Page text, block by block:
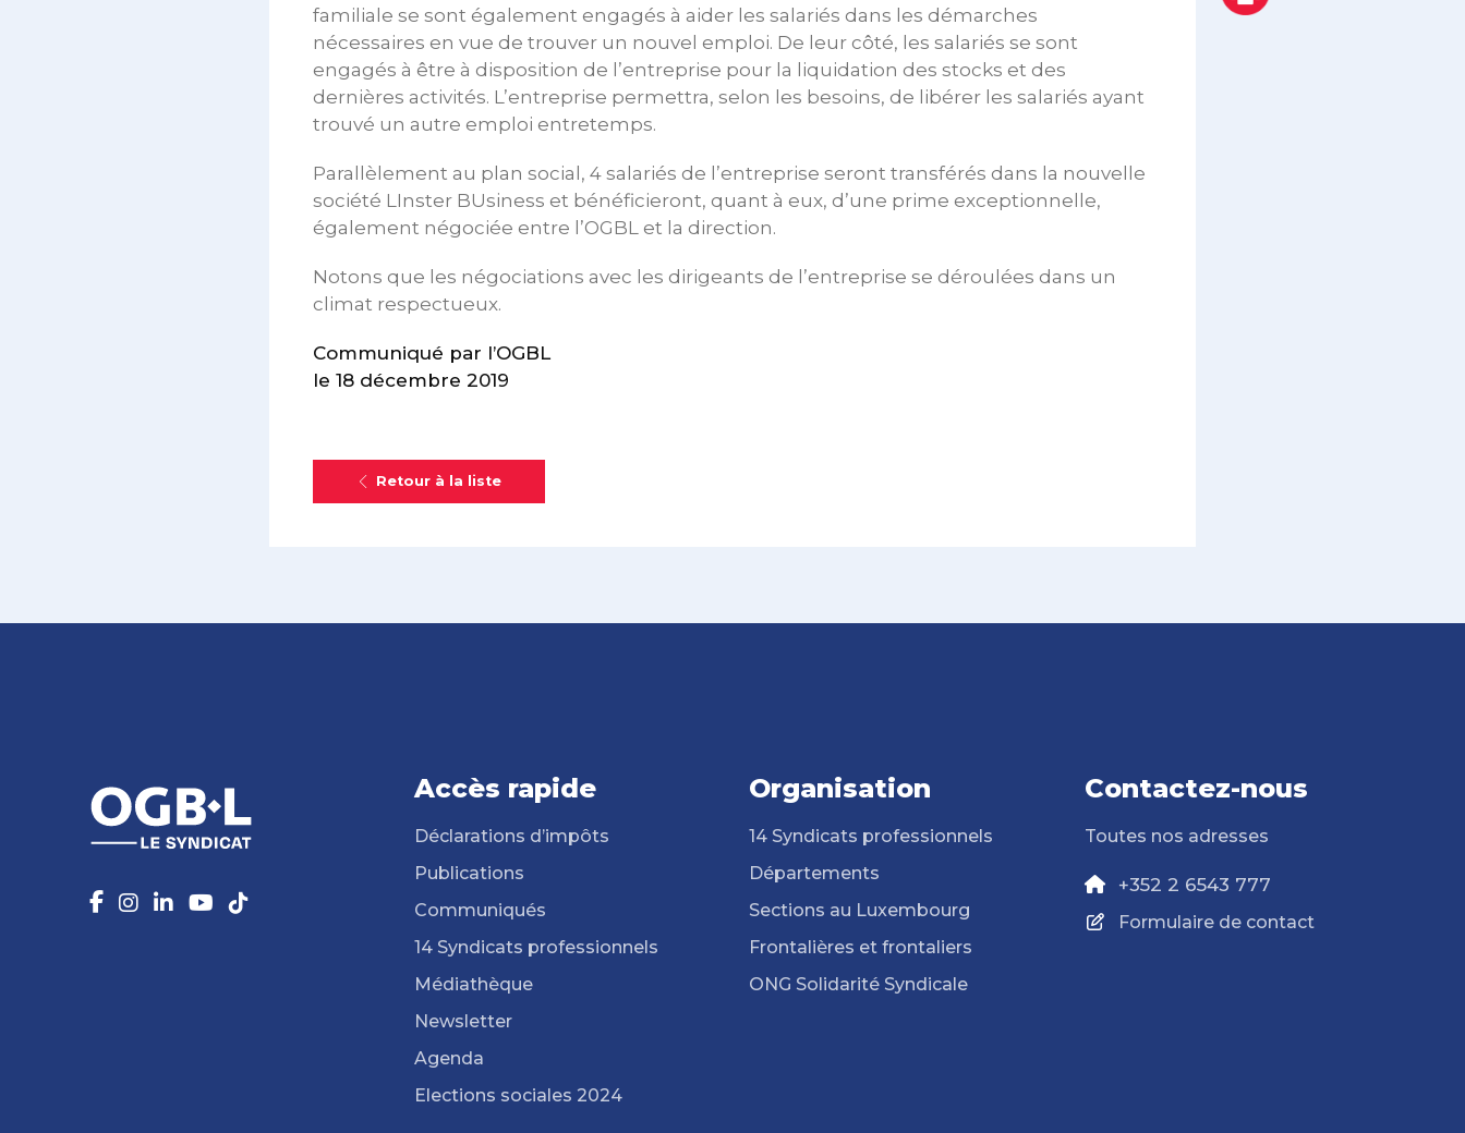
familiale se sont également engagés à aider les salariés dans les démarches
nécessaires en vue de trouver un nouvel emploi. De leur côté, les salariés se sont
engagés à être à disposition de l’entreprise pour la liquidation des stocks et des
dernières activités. L’entreprise permettra, selon les besoins, de libérer les salariés ayant
trouvé un autre emploi entretemps.
Parallèlement au plan social, 4 salariés de l’entreprise seront transférés dans la nouvelle
société LInster BUsiness et bénéficieront, quant à eux, d’une prime exceptionnelle,
également négociée entre l’OGBL et la direction.
Notons que les négociations avec les dirigeants de l’entreprise se déroulées dans un
climat respectueux.
Communiqué par l’OGBL
le 18 décembre 2019
Retour à la liste
Accès rapide
Déclarations d’impôts
Publications
Communiqués
14 Syndicats professionnels
Médiathèque
Newsletter
Agenda
Elections sociales 2024
Organisation
14 Syndicats professionnels
Départements
Sections au Luxembourg
Frontalières et frontaliers
ONG Solidarité Syndicale
Contactez-nous
Toutes nos adresses
+352 2 6543 777
Formulaire de contact